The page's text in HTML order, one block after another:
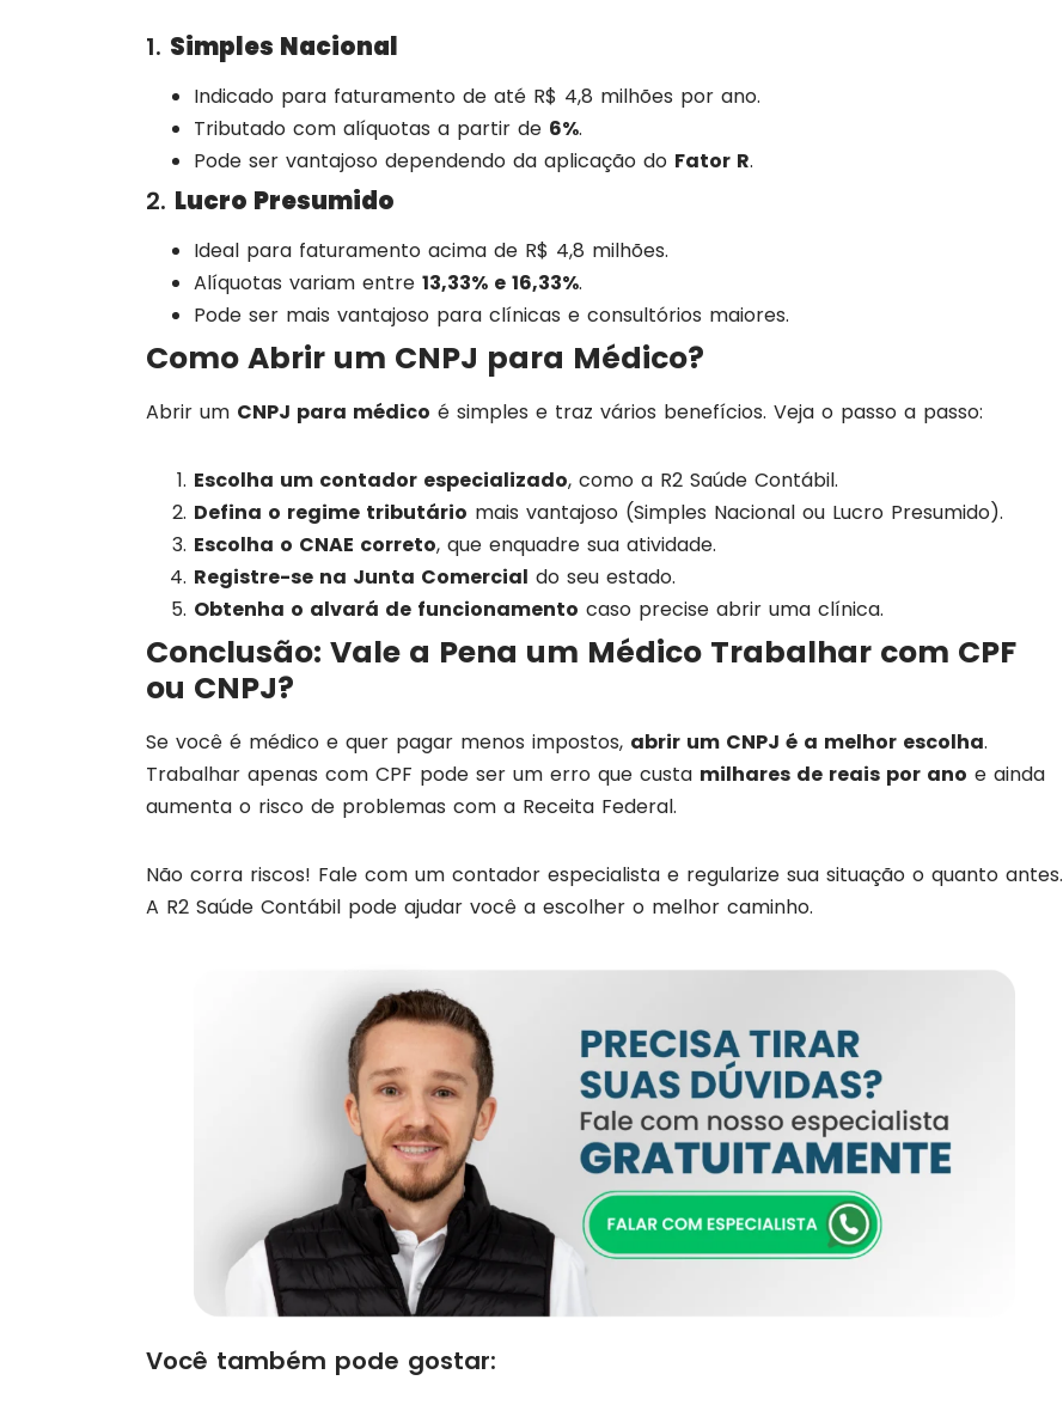
1. Simples Nacional
Indicado para faturamento de até R$ 4,8 milhões por ano.
Tributado com alíquotas a partir de 6%.
Pode ser vantajoso dependendo da aplicação do Fator R.
2. Lucro Presumido
Ideal para faturamento acima de R$ 4,8 milhões.
Alíquotas variam entre 13,33% e 16,33%.
Pode ser mais vantajoso para clínicas e consultórios maiores.
Como Abrir um CNPJ para Médico?
Abrir um CNPJ para médico é simples e traz vários benefícios. Veja o passo a passo:
Escolha um contador especializado, como a R2 Saúde Contábil.
Defina o regime tributário mais vantajoso (Simples Nacional ou Lucro Presumido).
Escolha o CNAE correto, que enquadre sua atividade.
Registre-se na Junta Comercial do seu estado.
Obtenha o alvará de funcionamento caso precise abrir uma clínica.
Conclusão: Vale a Pena um Médico Trabalhar com CPF
ou CNPJ?
Se você é médico e quer pagar menos impostos, abrir um CNPJ é a melhor escolha.
Trabalhar apenas com CPF pode ser um erro que custa milhares de reais por ano e ainda
aumenta o risco de problemas com a Receita Federal.
Não corra riscos! Fale com um contador especialista e regularize sua situação o quanto antes.
A R2 Saúde Contábil pode ajudar você a escolher o melhor caminho.
Você também pode gostar: